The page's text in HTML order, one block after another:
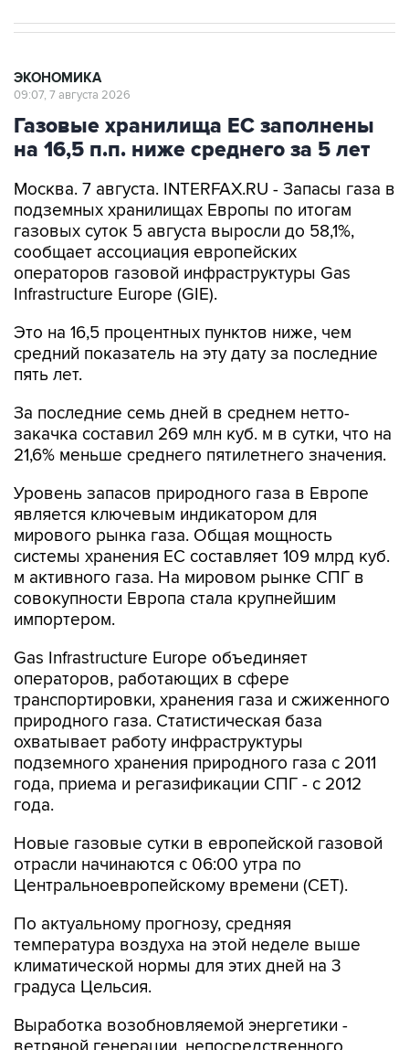
ЭКОНОМИКА
09:07, 7 августа 2026
Газовые хранилища ЕС заполнены
на 16,5 п.п. ниже среднего за 5 лет
Москва. 7 августа. INTERFAX.RU - Запасы газа в
подземных хранилищах Европы по итогам
газовых суток 5 августа выросли до 58,1%,
сообщает ассоциация европейских
операторов газовой инфраструктуры Gas
Infrastructure Europe (GIE).
Это на 16,5 процентных пунктов ниже, чем
средний показатель на эту дату за последние
пять лет.
За последние семь дней в среднем нетто-
закачка составил 269 млн куб. м в сутки, что на
21,6% меньше среднего пятилетнего значения.
Уровень запасов природного газа в Европе
является ключевым индикатором для
мирового рынка газа. Общая мощность
системы хранения ЕС составляет 109 млрд куб.
м активного газа. На мировом рынке СПГ в
совокупности Европа стала крупнейшим
импортером.
Gas Infrastructure Europe объединяет
операторов, работающих в сфере
транспортировки, хранения газа и сжиженного
природного газа. Статистическая база
охватывает работу инфраструктуры
подземного хранения природного газа с 2011
года, приема и регазификации СПГ - с 2012
года.
Новые газовые сутки в европейской газовой
отрасли начинаются c 06:00 утра по
Центральноевропейскому времени (CET).
По актуальному прогнозу, средняя
температура воздуха на этой неделе выше
климатической нормы для этих дней на 3
градуса Цельсия.
Выработка возобновляемой энергетики -